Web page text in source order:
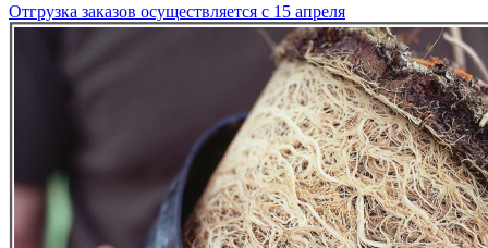
Отгрузка заказов осуществляется с 15 апреля